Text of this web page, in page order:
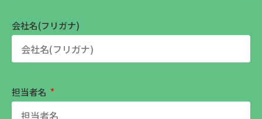
会社名(フリガナ)
担当者名